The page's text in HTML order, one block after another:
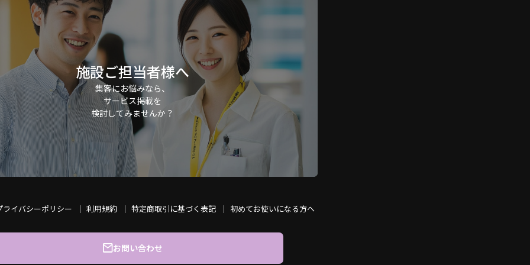
施設ご担当者様へ
集客にお悩みなら、
サービス掲載を
検討してみませんか？
ライバシーポリシー 利用規約 特定商取引に基づく表記 初めてお使いになる方へ
お問い合わせ